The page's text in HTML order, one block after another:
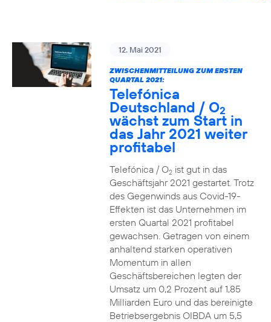
12. Mai 2021
ZWISCHENMITTEILUNG ZUM ERSTEN
QUARTAL 2021:
Telefónica
Deutschland / O2
wächst zum Start in
das Jahr 2021 weiter
profitabel
Telefónica / O2ist gut in das
Geschäftsjahr 2021 gestartet. Trotz
des Gegenwinds aus Covid-19-
Effekten ist das Unternehmen im
ersten Quartal 2021 profitabel
gewachsen. Getragen von einem
anhaltend starken operativen
Momentum in allen
Geschäftsbereichen legten der
Umsatz um 0,2 Prozent auf 1,85
Milliarden Euro und das bereinigte
Betriebsergebnis OIBDA um 5,5